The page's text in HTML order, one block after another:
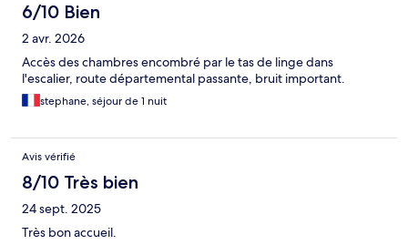
6/10 Bien
2 avr. 2026
Accès des chambres encombré par le tas de linge dans
l'escalier, route départemental passante, bruit important.
stephane, séjour de 1 nuit
Avis vérifié
8/10 Très bien
24 sept. 2025
Très bon accueil.